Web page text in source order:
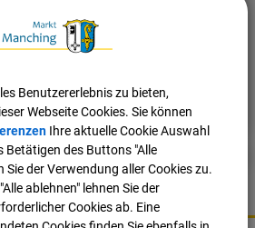
Seite drucken
Benutzererlebnis zu bieten,
Webseite Cookies. Sie können
Ihre aktuelle Cookie Auswahl
Betätigen des Buttons "Alle
Sie der Verwendung aller Cookies zu.
ablehnen" lehnen Sie der
Cookies ab. Eine